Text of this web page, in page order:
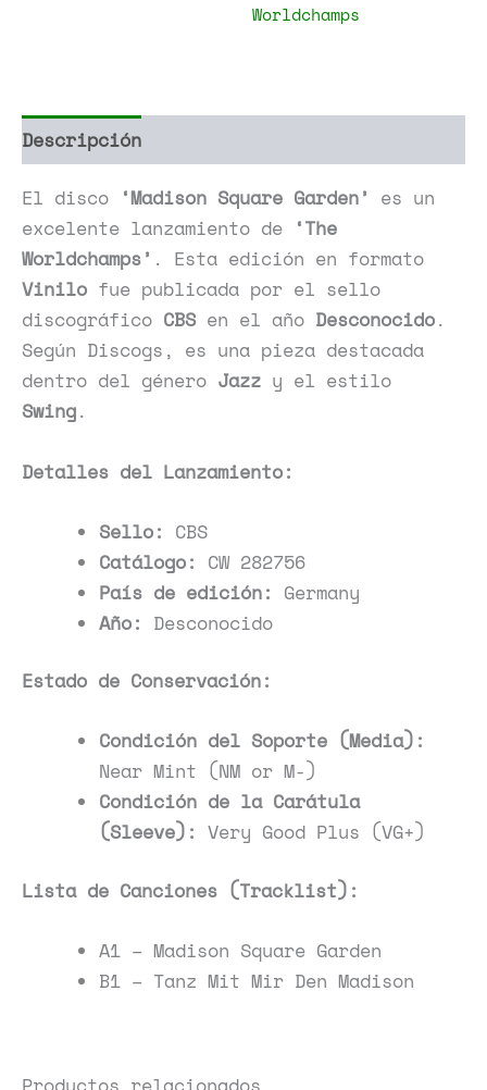
Worldchamps
Descripción
El disco ‘Madison Square Garden’ es un
excelente lanzamiento de ‘The
Worldchamps’ . Esta edición en formato
Vinilo fue publicada por el sello
discográfico CBSen el año Desconocido.
Según Discogs, es una pieza destacada
dentro del género Jazz y el estilo
Swing.
Detalles del Lanzamiento:
Sello: CBS
Catálogo: CW 282756
País de edición: Germany
Año: Desconocido
Estado de Conservación:
Condición del Soporte (Media):
Near Mint (NM or M-)
Condición de la Carátula
(Sleeve): Very Good Plus (VG+)
Lista de Canciones (Tracklist):
A1 – Madison Square Garden
B1 – Tanz Mit Mir Den Madison